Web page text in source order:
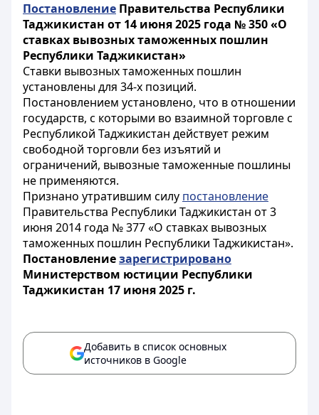
Постановление Правительства Республики
Таджикистан от 14 июня 2025 года № 350 «О
ставках вывозных таможенных пошлин
Республики Таджикистан»
Ставки вывозных таможенных пошлин
установлены для 34-х позиций.
Постановлением установлено, что в отношении
государств, с которыми во взаимной торговле с
Республикой Таджикистан действует режим
свободной торговли без изъятий и
ограничений, вывозные таможенные пошлины
не применяются.
Признано утратившим силу постановление
Правительства Республики Таджикистан от 3
июня 2014 года № 377 «О ставках вывозных
таможенных пошлин Республики Таджикистан».
Постановлениезарегистрировано
Министерством юстиции Республики
Таджикистан 17 июня 2025 г.
Добавить в список основных
источников в Google